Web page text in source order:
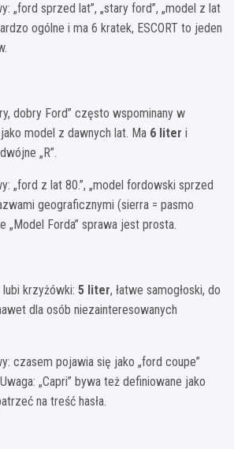
„ford sprzed lat”, „stary ford”, „model z lat
ogólne i ma 6 kratek, ESCORT to jeden
dobry Ford” często wspominany w
model z dawnych lat. Ma 6 liter i
„R”.
„ford z lat 80.”, „model fordowski sprzed
geograficznymi (sierra = pasmo
„Model Forda” sprawa jest prosta.
krzyżówki: 5 liter, łatwe samogłoski, do
dla osób niezainteresowanych
czasem pojawia się jako „ford coupe”
„Capri” bywa też definiowane jako
na treść hasła.